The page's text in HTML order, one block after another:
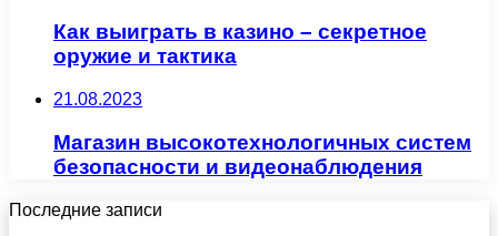
Как выиграть в казино – секретное
оружие и тактика
21.08.2023
Магазин высокотехнологичных систем
безопасности и видеонаблюдения
Последние записи